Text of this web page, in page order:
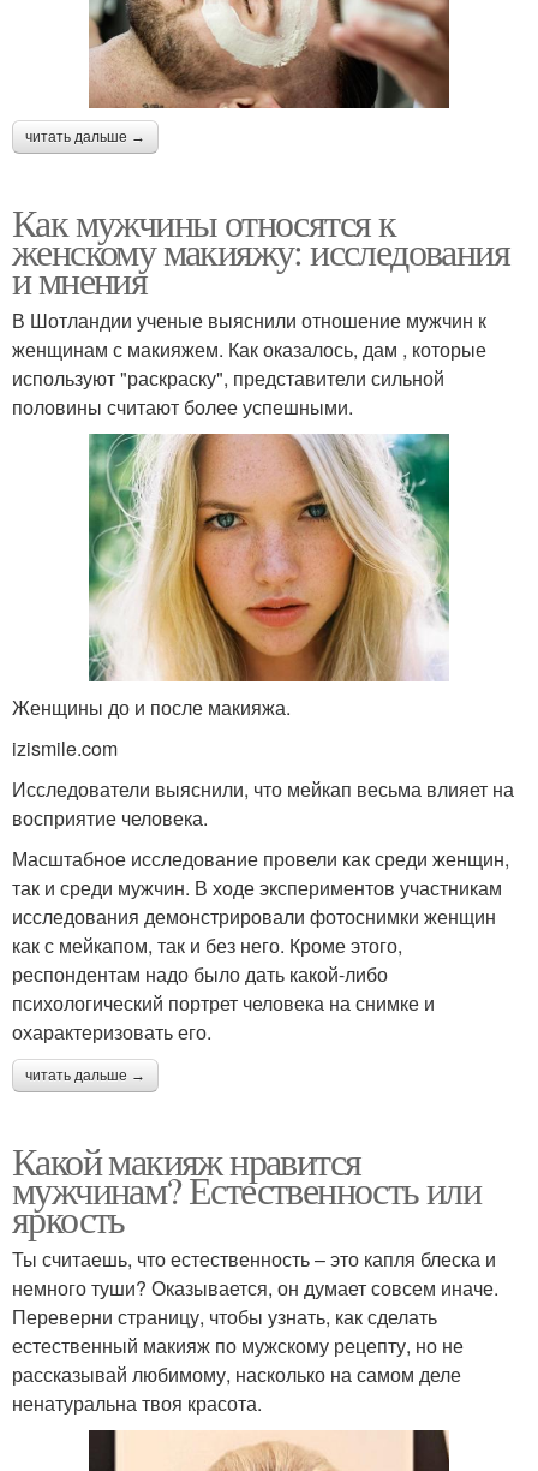
читать дальше →
Как мужчины относятся к
женскому макияжу: исследования
и мнения
В Шотландии ученые выяснили отношение мужчин к
женщинам с макияжем. Как оказалось, дам , которые
используют "раскраску", представители сильной
половины считают более успешными.
Женщины до и после макияжа.
izismile.com
Исследователи выяснили, что мейкап весьма влияет на
восприятие человека.
Масштабное исследование провели как среди женщин,
так и среди мужчин. В ходе экспериментов участникам
исследования демонстрировали фотоснимки женщин
как с мейкапом, так и без него. Кроме этого,
респондентам надо было дать какой-либо
психологический портрет человека на снимке и
охарактеризовать его.
читать дальше →
Какой макияж нравится
мужчинам? Естественность или
яркость
Ты считаешь, что естественность – это капля блеска и
немного туши? Оказывается, он думает совсем иначе.
Переверни страницу, чтобы узнать, как сделать
естественный макияж по мужскому рецепту, но не
рассказывай любимому, насколько на самом деле
ненатуральна твоя красота.